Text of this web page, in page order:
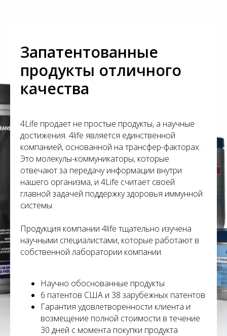
Запатентованные
продукты отличного
качества
4Life продает не простые продукты, а научные
достижения. 4life является единственной
компанией, основанной на трансфер-факторах.
Это молекулы-коммуникаторы, которые
отвечают за передачу информации внутри
нашего организма, и 4Life считает своей
главной задачей поддержку здоровья иммунной
системы.
Продукция компании 4life тщательно изучена
научными специалистами, которые работают в
собственной лаборатории компании.
Научно обоснованные продукты
6 патентов США и 38 зарубежных патентов
Гарантия удовлетворенности клиента и
возмещение полной стоимости в течение
30 дней с момента покупки продукта